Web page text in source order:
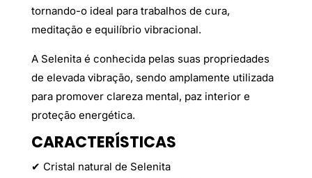
tornando-o ideal para trabalhos de cura,
meditação e equilíbrio vibracional.
A Selenita é conhecida pelas suas propriedades
de elevada vibração, sendo amplamente utilizada
para promover clareza mental, paz interior e
proteção energética.
CARACTERÍSTICAS
✔ Cristal natural de Selenita